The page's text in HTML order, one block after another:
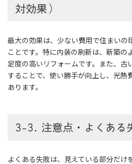
対効果）
最大の効果は、少ない費用で住まいの
ことです。特に内装の刷新は、新築の
足度の高いリフォームです。また、古
することで、使い勝手が向上し、光熱
あります。
3-3. 注意点・よくある
よくある失敗は、見えている部分だけ